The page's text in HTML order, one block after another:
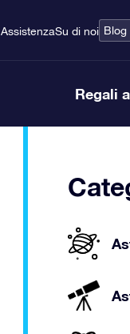
AssistenzaSu di noi Blog
Regali